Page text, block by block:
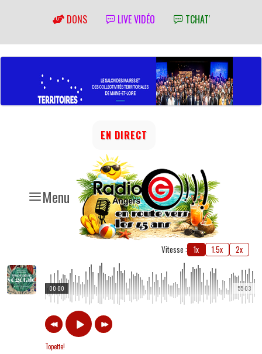
DONS LIVE VIDÉO TCHAT'
Menu
EN DIRECT
Vitesse : 1x 1.5x 2x
55:03
00:00
Topette!